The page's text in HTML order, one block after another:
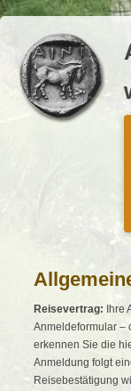
Reisevertrag: Ihre
Anmeldeformular –
erkennen Sie die
Anmeldung folgt
Reisebestätigung